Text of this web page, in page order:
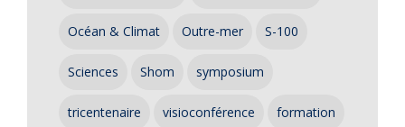
Océan & Climat Outre-mer S-100
Sciences Shom symposium
tricentenaire visioconférence formation